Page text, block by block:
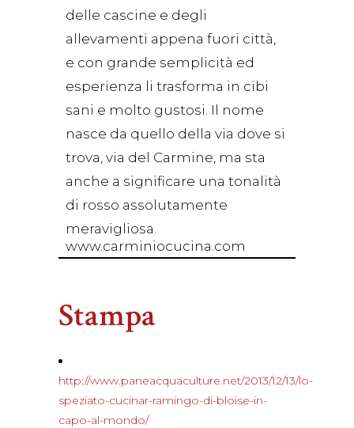
delle cascine e degli
allevamenti appena fuori città,
e con grande semplicità ed
esperienza li trasforma in cibi
sani e molto gustosi. Il nome
nasce da quello della via dove si
trova, via del Carmine, ma sta
anche a significare una tonalità
di rosso assolutamente
meravigliosa.
www.carminiocucina.com
Stampa
http://www.paneacquaculture.net/2013/12/13/lo-
speziato-cucinar-ramingo-di-bloise-in-
capo-al-mondo/